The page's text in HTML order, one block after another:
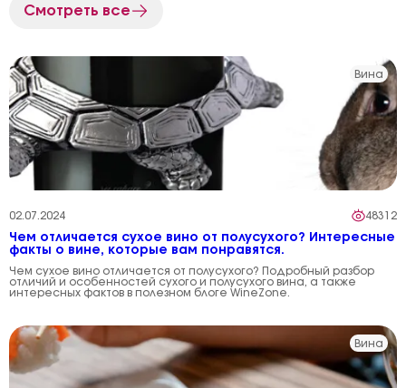
Смотреть все
Вина
02.07.2024 48312
Чем отличается сухое вино от полусухого? Интересные
факты о вине, которые вам понравятся.
Чем сухое вино отличается от полусухого? Подробный разбор
отличий и особенностей сухого и полусухого вина, а также
интересных фактов в полезном блоге WineZone.
Вина